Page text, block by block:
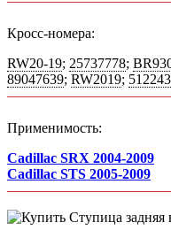
Кросс-номера:
RW20-19; 25737778;
89047639; RW2019; 512243
Применимость:
Cadillac SRX 2004-2009
Cadillac STS 2005-2009